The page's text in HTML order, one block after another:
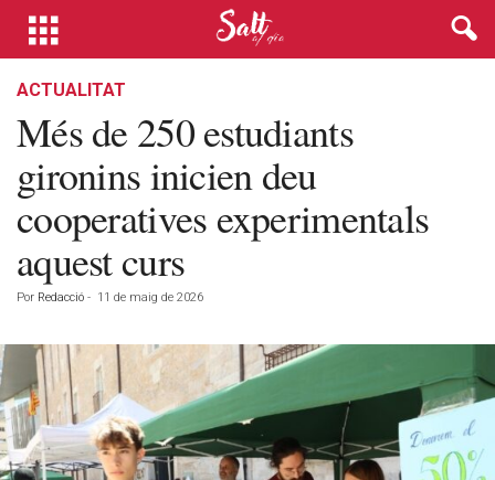
ACTUALITAT
Més de 250 estudiants
gironins inicien deu
cooperatives experimentals
aquest curs
Por Redacció - 11 de maig de 2026